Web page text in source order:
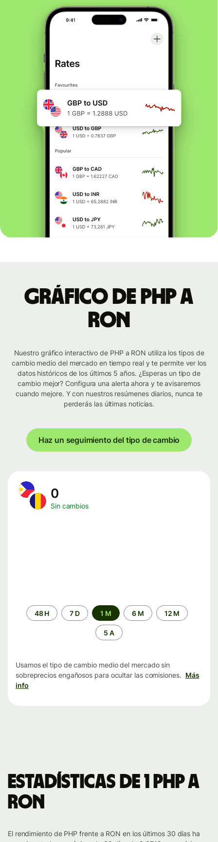
Gráfico de PHP a
RON
Nuestro gráfico interactivo de PHP a RON utiliza los tipos de
cambio medio del mercado en tiempo real y te permite ver los
datos históricos de los últimos 5 años. ¿Esperas un tipo de
cambio mejor? Configura una alerta ahora y te avisaremos
cuando mejore. Y con nuestros resúmenes diarios, nunca te
perderás las últimas noticias.
Haz un seguimiento del tipo de cambio
0
Sin cambios
Periodo48 H 7 D 1 M 6 M 12 M
5 A
Usamos el tipo de cambio medio del mercado sin
sobreprecios engañosos para ocultar las comisiones. Más
info
Estadísticas de 1 PHP a
RON
El rendimiento de PHP frente a RON en los últimos 30 días ha